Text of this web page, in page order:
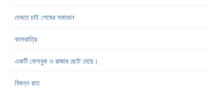
দেখতে চাই শেষের সমাধান
কালরাত্রি
একটি ফেসবুক ও রাজার ছোট মেয়ে।
বিষন্ন রাত